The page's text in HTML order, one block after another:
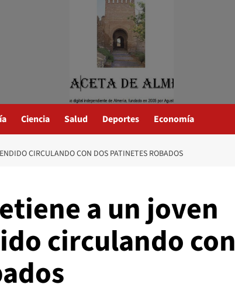
Ciencia Salud Deportes Economía
CIRCULANDO CON DOS PATINETES ROBADOS
a un joven
circulando con